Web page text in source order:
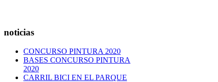
noticias
CONCURSO PINTURA 2020
BASES CONCURSO PINTURA
2020
CARRIL BICI EN EL PARQUE